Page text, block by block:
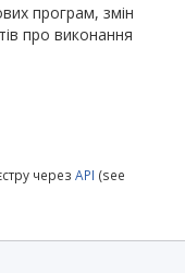
програм, змін
про виконання
через API (see